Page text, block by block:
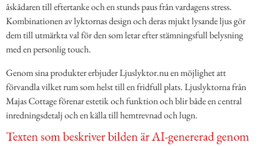
åskådaren till eftertanke och en stunds paus från vardagens stress.
Kombinationen av lyktornas design och deras mjukt lysande ljus gör
dem till utmärkta val för den som letar efter stämningsfull belysning
med en personlig touch.
Genom sina produkter erbjuder Ljuslyktor.nu en möjlighet att
förvandla vilket rum som helst till en fridfull plats. Ljuslyktorna från
Majas Cottage förenar estetik och funktion och blir både en central
inredningsdetalj och en källa till hemtrevnad och lugn.